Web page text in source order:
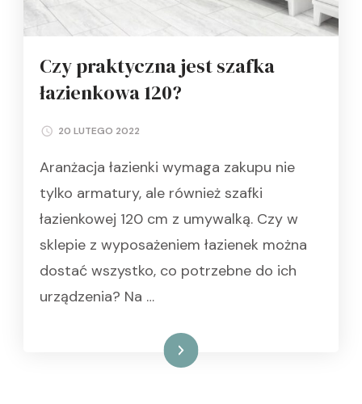
Czy praktyczna jest szafka
łazienkowa 120?
20 LUTEGO 2022
Aranżacja łazienki wymaga zakupu nie
tylko armatury, ale również szafki
łazienkowej 120 cm z umywalką. Czy w
sklepie z wyposażeniem łazienek można
dostać wszystko, co potrzebne do ich
urządzenia? Na …
Czytaj dalej